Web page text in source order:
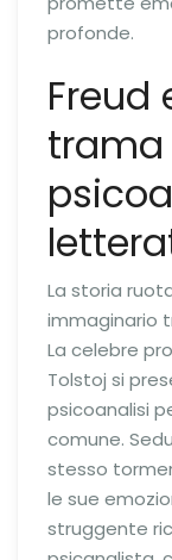
profonde.
Freud
trama
La storia
immaginario
La celebre
Tolstoj si
psicoanalisi
comune.
stesso
le sue
struggente